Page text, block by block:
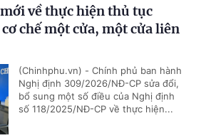
về thực hiện thủ tục
chế một cửa, một cửa liên
(Chinhphu.vn) - Chính phủ ban hành
Nghị định 309/2026/NĐ-CP sửa đổi,
bổ sung một số điều của Nghị định
số 118/2025/NĐ-CP về thực hiện...